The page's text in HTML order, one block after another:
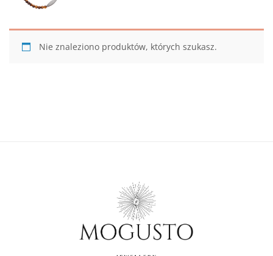
Nie znaleziono produktów, których szukasz.